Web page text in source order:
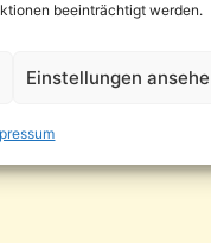
beeinträchtigt werden.
Einstellungen